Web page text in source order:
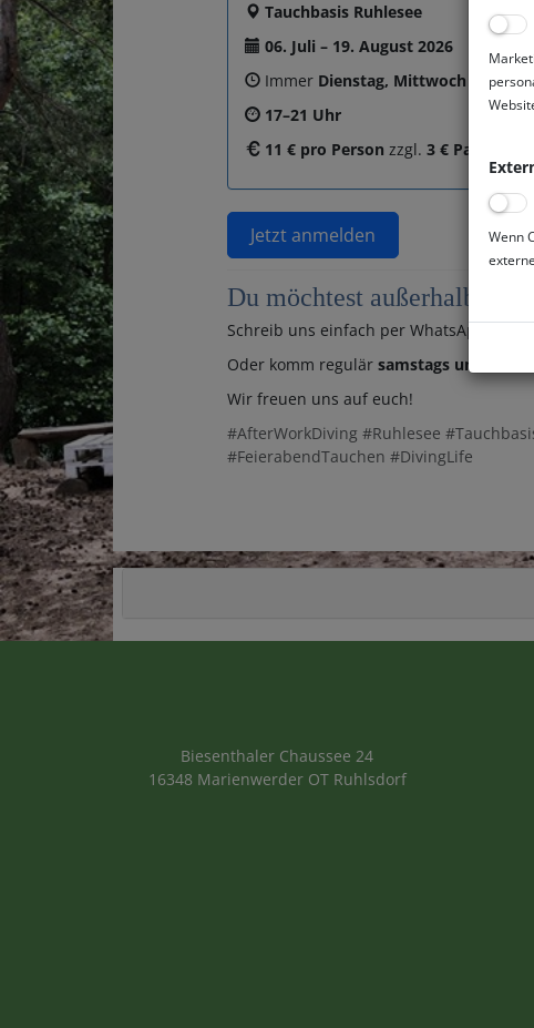
Tauchbasis Ruhlesee
06. Juli – 19. August 2026
Immer Dienstag, Mittwoch &
17–21 Uhr
11 € pro Person zzgl. 3 €
Jetzt anmelden
Du möchtest außerhalb
Schreib uns einfach per WhatsApp:
Oder komm regulär samstags und
Wir freuen uns auf euch!
#AfterWorkDiving #Ruhlesee
#FeierabendTauchen #DivingLife
Biesenthaler Chaussee 24
16348 Marienwerder OT Ruhlsdorf
Wenn